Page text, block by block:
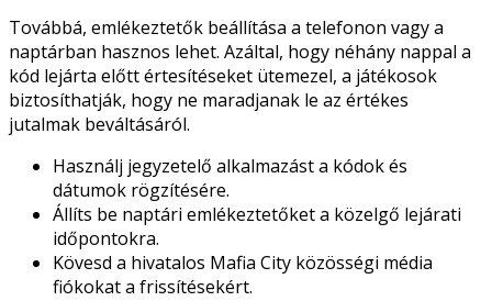
Továbbá, emlékeztetők beállítása a telefonon vagy a
naptárban hasznos lehet. Azáltal, hogy néhány nappal a
kód lejárta előtt értesítéseket ütemezel, a játékosok
biztosíthatják, hogy ne maradjanak le az értékes
jutalmak beváltásáról.
Használj jegyzetelő alkalmazást a kódok és
dátumok rögzítésére.
Állíts be naptári emlékeztetőket a közelgő lejárati
időpontokra.
Kövesd a hivatalos Mafia City közösségi média
fiókokat a frissítésekért.